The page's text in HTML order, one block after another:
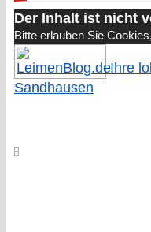
Der Inhalt ist nicht
Bitte erlauben Sie
Ihre
Sandhausen